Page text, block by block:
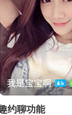
约聊功能